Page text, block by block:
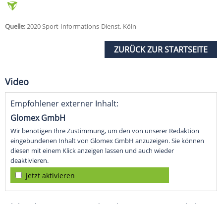
Quelle:2020 Sport-Informations-Dienst, Köln
ZURÜCK ZUR STARTSEITE
Video
Empfohlener externer Inhalt:
Glomex GmbH
Wir benötigen Ihre Zustimmung, um den von unserer Redaktion
eingebundenen Inhalt von Glomex GmbH anzuzeigen. Sie können
diesen mit einem Klick anzeigen lassen und auch wieder
deaktivieren.
jetzt aktivieren